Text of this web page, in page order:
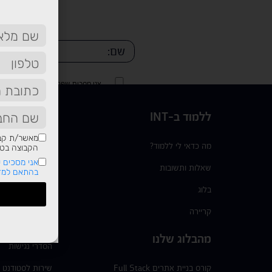
אני מסכים שפרטיי יישמרו ו/או
ללמוד ב-INT
מה כדאי לי ללמוד?
שאלות ותשובות
בלוג
קריירה
מהבלוג שלנו
קורס בניית אתרים Full Stack
תשמעו
בוגרים
מידע
הסדרי נגישות
שירות לסטודנט
מאשר/ת
הקבוצה
אני מסכים
בהתאם